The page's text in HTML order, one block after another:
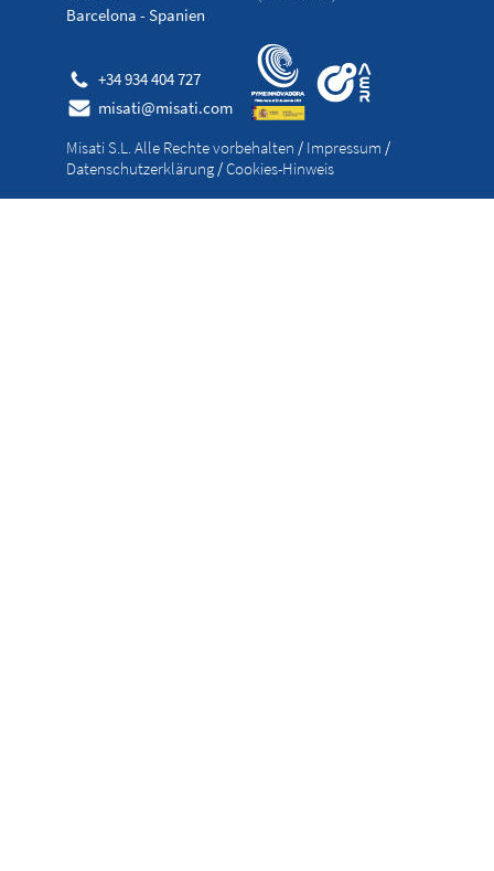
Barcelona - Spanien
+34 934 404 727
misati@misati.com
Misati S.L. Alle Rechte vorbehalten / Impressum /
Datenschutzerklärung/Cookies-Hinweis